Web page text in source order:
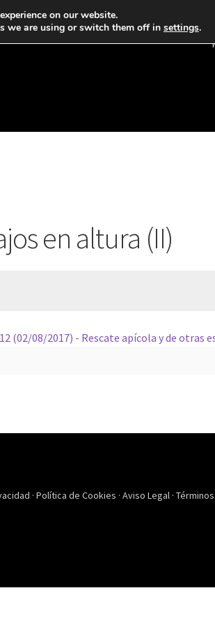
en altura (II)
(02/08/2017) - Rescate apícola y de otras
· Política de Cookies · Aviso Legal ·
on our website.
we are using or switch them off in settings.